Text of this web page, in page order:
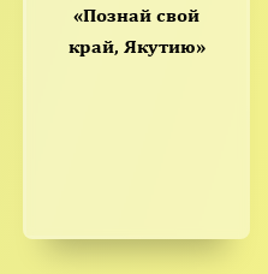
«Познай свой
край, Якутию»